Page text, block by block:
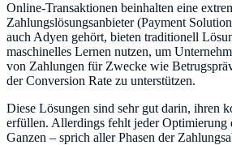
Online-Transaktionen beinhalten eine
Zahlungslösungsanbieter (Payment
auch Adyen gehört, bieten traditionell
maschinelles Lernen nutzen, um
von Zahlungen für Zwecke wie
der Conversion Rate zu unterstützen.
Diese Lösungen sind sehr gut darin, ihren
erfüllen. Allerdings fehlt jeder Optimierung
Ganzen – sprich aller Phasen der